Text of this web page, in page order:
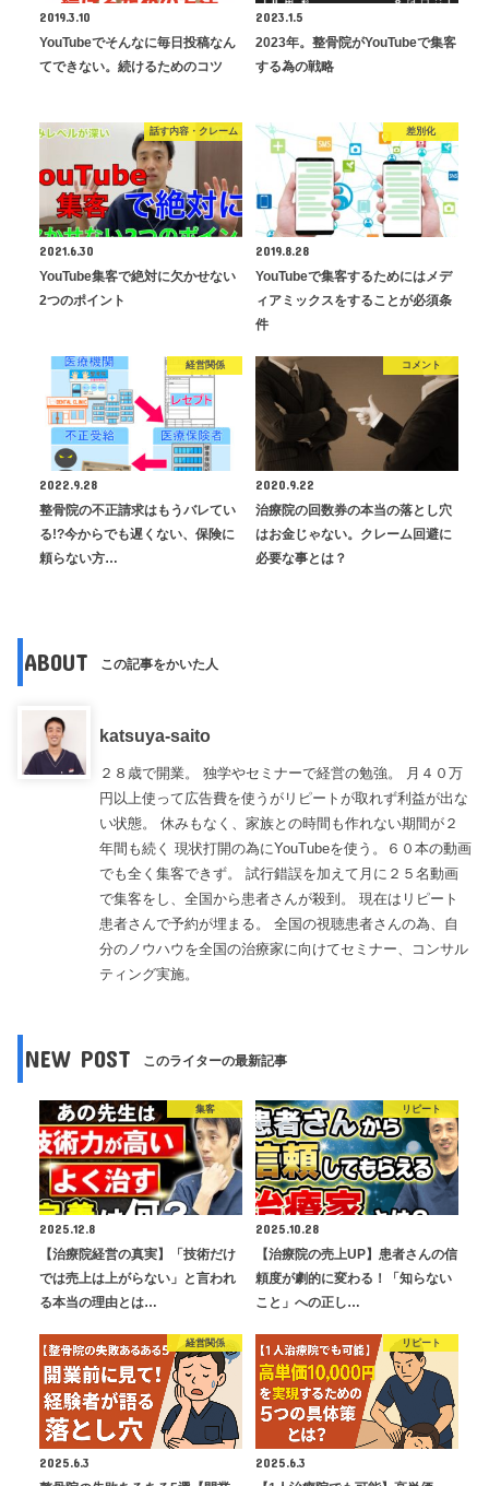
2019.3.10
YouTubeでそんなに毎日投稿なん
てできない。続けるためのコツ
2023.1.5
2023年。整骨院がYouTubeで集客
する為の戦略
話す内容・クレーム
2021.6.30
YouTube集客で絶対に欠かせない
2つのポイント
差別化
2019.8.28
YouTubeで集客するためにはメデ
ィアミックスをすることが必須条
件
経営関係
2022.9.28
整骨院の不正請求はもうバレてい
る!?今からでも遅くない、保険に
頼らない方…
コメント
2020.9.22
治療院の回数券の本当の落とし穴
はお金じゃない。クレーム回避に
必要な事とは？
ABOUT この記事をかいた人
katsuya-saito
２８歳で開業。 独学やセミナーで経営の勉強。 月４０万
円以上使って広告費を使うがリピートが取れず利益が出な
い状態。 休みもなく、家族との時間も作れない期間が２
年間も続く 現状打開の為にYouTubeを使う。６０本の動画
でも全く集客できず。 試行錯誤を加えて月に２５名動画
で集客をし、全国から患者さんが殺到。 現在はリピート
患者さんで予約が埋まる。 全国の視聴患者さんの為、自
分のノウハウを全国の治療家に向けてセミナー、コンサル
ティング実施。
NEW POST このライターの最新記事
集客
2025.12.8
【治療院経営の真実】「技術だけ
では売上は上がらない」と言われ
る本当の理由とは…
リピート
2025.10.28
【治療院の売上UP】患者さんの信
頼度が劇的に変わる！「知らない
こと」への正し…
経営関係
2025.6.3
リピート
2025.6.3